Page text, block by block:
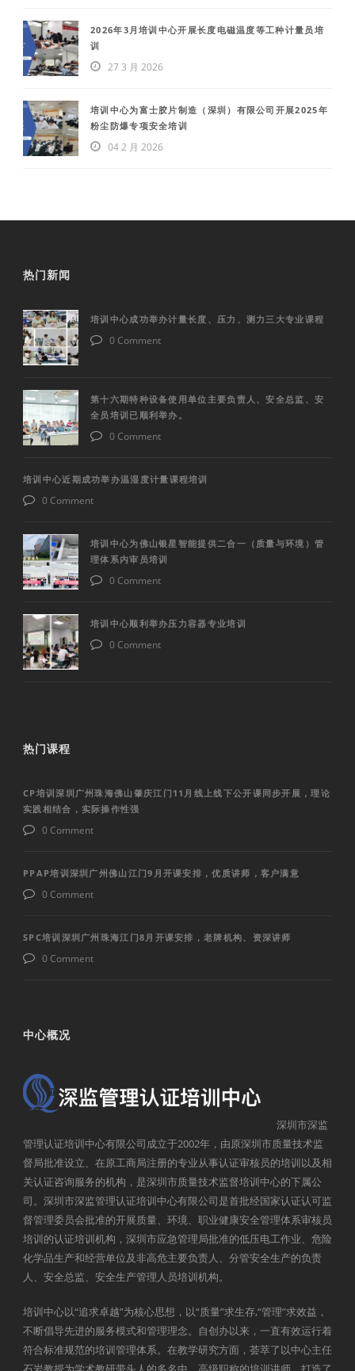
2026年3月培训中心开展长度电磁温度等工种计量员培
训
27 3 月 2026
培训中心为富士胶片制造（深圳）有限公司开展2025年
粉尘防爆专项安全培训
04 2 月 2026
热门新闻
培训中心成功举办计量长度、压力、测力三大专业课程
0 Comment
第十六期特种设备使用单位主要负责人、安全总监、安
全员培训已顺利举办。
0 Comment
培训中心近期成功举办温湿度计量课程培训
0 Comment
培训中心为佛山银星智能提供二合一（质量与环境）管
理体系内审员培训
0 Comment
培训中心顺利举办压力容器专业培训
0 Comment
热门课程
CP培训深圳广州珠海佛山肇庆江门11月线上线下公开课同步开展，理论
实践相结合，实际操作性强
0 Comment
PPAP培训深圳广州佛山江门9月开课安排，优质讲师，客户满意
0 Comment
SPC培训深圳广州珠海江门8月开课安排，老牌机构、资深讲师
0 Comment
中心概况
深圳市深监
管理认证培训中心有限公司成立于2002年，由原深圳市质量技术监
督局批准设立、在原工商局注册的专业从事认证审核员的培训以及相
关认证咨询服务的机构，是深圳市质量技术监督培训中心的下属公
司。深圳市深监管理认证培训中心有限公司是首批经国家认证认可监
督管理委员会批准的开展质量、环境、职业健康安全管理体系审核员
培训的认证培训机构，深圳市应急管理局批准的低压电工作业、危险
化学品生产和经营单位及非高危主要负责人、分管安全生产的负责
人、安全总监、安全生产管理人员培训机构。
培训中心以“追求卓越”为核心思想，以“质量”求生存,“管理”求效益，
不断倡导先进的服务模式和管理理念。自创办以来，一直有效运行着
符合标准规范的培训管理体系。在教学研究方面，荟萃了以中心主任